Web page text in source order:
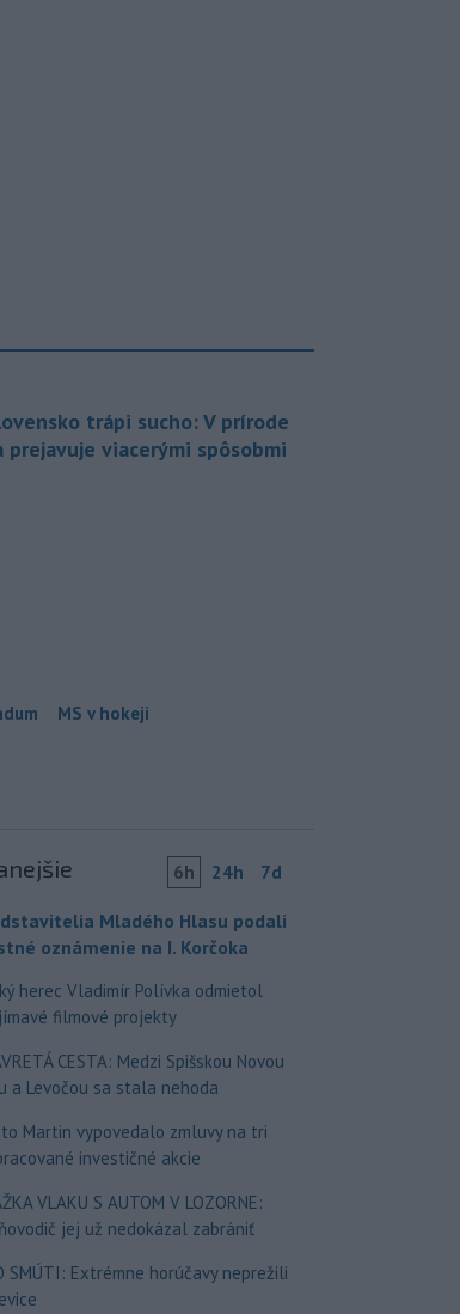
trápi sucho: V prírode
prejavuje viacerými spôsobmi
MS v hokeji
6h 24h 7d
Mladého Hlasu podali
oznámenie na I. Korčoka
herec Vladimír Polívka odmietol
filmové projekty
CESTA: Medzi Spišskou Novou
a Levočou sa stala nehoda
Martin vypovedalo zmluvy na tri
investičné akcie
VLAKU S AUTOM V LOZORNE:
jej už nedokázal zabrániť
SMÚTI: Extrémne horúčavy neprežili